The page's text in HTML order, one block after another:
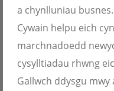
a chynlluniau
Cywain helpu eich
marchnadoedd
cysylltiadau rhwng
Gallwch ddysgu